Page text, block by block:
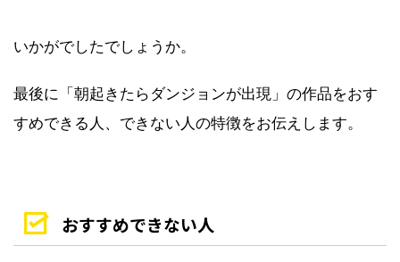
いかがでしたでしょうか。
最後に「朝起きたらダンジョンが出現」の作品をおす
すめできる人、できない人の特徴をお伝えします。
おすすめできない人